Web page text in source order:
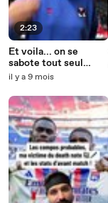
2:23
Et voila... on se
sabote tout seul
comme des grands
il y a 9 mois